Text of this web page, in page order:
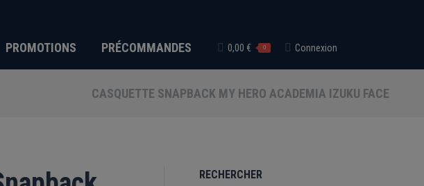
PROMOTIONS PRÉCOMMANDES 0,00 € 0 Connexion
CASQUETTE SNAPBACK MY HERO ACADEMIA IZUKU FACE
RECHERCHER